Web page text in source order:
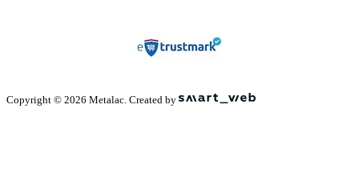
Copyright © 2026 Metalac. Created by